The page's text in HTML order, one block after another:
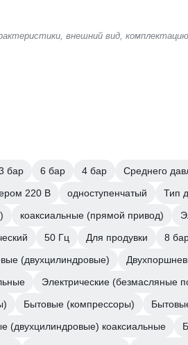
внешний вид,
бар 6 бар 4 бар Среднего
220 В одноступенчатый
Тип
коаксиальные (прямой привод)
50 Гц Для продувки 8
(двухцилиндровые)
Электрические (безмасляные
Бытовые (компрессоры)
(двухцилиндровые) коаксиальные